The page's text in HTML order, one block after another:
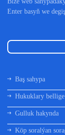
Enter basyň we
Baş sahypa
Hukuklary
Gulluk hakynda
Köp soralýan